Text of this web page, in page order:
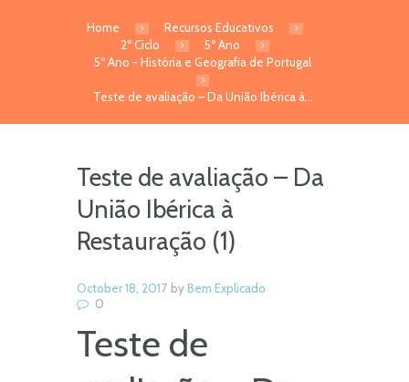
Home
Recursos Educativos
2º Ciclo
5º Ano
5º Ano - História e Geografia de Portugal
Teste de avaliação – Da União Ibérica à...
Teste de avaliação – Da
União Ibérica à
Restauração (1)
October 18, 2017 byBem Explicado
0
Teste de